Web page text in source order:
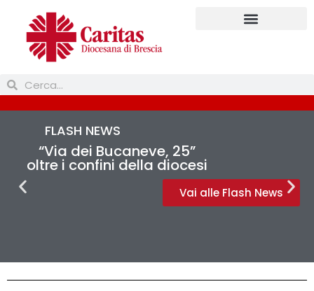
FLASH NEWS
“Via dei Bucaneve, 25”
oltre i confini della diocesi
Vai alle Flash News